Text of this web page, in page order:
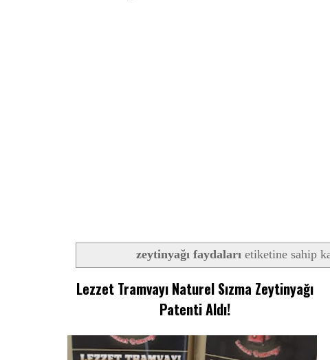
zeytinyağı faydaları etiketine sahip
Lezzet Tramvayı Naturel Sızma Zeytinyağı
Patenti Aldı!